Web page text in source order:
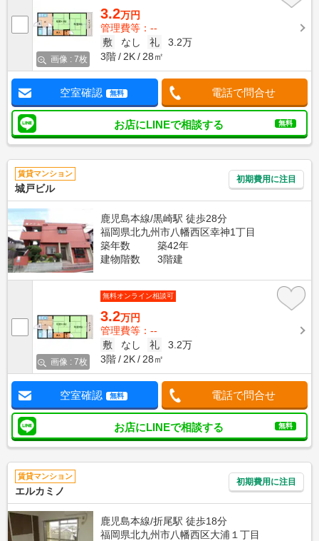
画像 : 7枚
3.2万円
管理費等：--
敷
なし 礼
3.2万
3階
2K 28㎡
空室確認 無料 電話で問合せ
お店にLINEで相談する 無料
賃貸マンション
城戸ビル
初期費用に注目
鹿児島本線/黒崎駅 徒歩28分
福岡県北九州市八幡西区幸神1丁目
築年数
築42年
建物階数
3階建
画像 : 7枚
無料オンライン相談可
3.2万円
管理費等：--
敷
なし 礼
3.2万
3階
2K 28㎡
空室確認 無料 電話で問合せ
お店にLINEで相談する 無料
賃貸マンション
エルカミノ
初期費用に注目
鹿児島本線/折尾駅 徒歩18分
福岡県北九州市八幡西区大浦１丁目